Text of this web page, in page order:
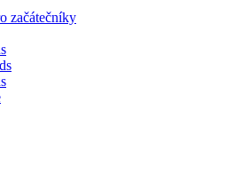
začátečníky